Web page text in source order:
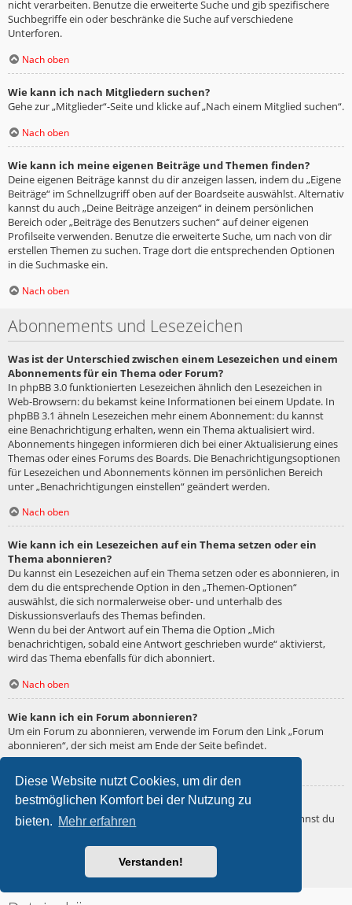
Diese Website nutzt Cookies, um dir den
bestmöglichen Komfort bei der Nutzung zu
bieten. Mehr erfahren
Verstanden!
nicht verarbeiten. Benutze die erweiterte Suche und gib spezifischere
Suchbegriffe ein oder beschränke die Suche auf verschiedene
Unterforen.
Nach oben
Wie kann ich nach Mitgliedern suchen?
Gehe zur „Mitglieder“-Seite und klicke auf „Nach einem Mitglied suchen“.
Nach oben
Wie kann ich meine eigenen Beiträge und Themen finden?
Deine eigenen Beiträge kannst du dir anzeigen lassen, indem du „Eigene
Beiträge“ im Schnellzugriff oben auf der Boardseite auswählst. Alternativ
kannst du auch „Deine Beiträge anzeigen“ in deinem persönlichen
Bereich oder „Beiträge des Benutzers suchen“ auf deiner eigenen
Profilseite verwenden. Benutze die erweiterte Suche, um nach von dir
erstellen Themen zu suchen. Trage dort die entsprechenden Optionen
in die Suchmaske ein.
Nach oben
Abonnements und Lesezeichen
Was ist der Unterschied zwischen einem Lesezeichen und einem
Abonnements für ein Thema oder Forum?
In phpBB 3.0 funktionierten Lesezeichen ähnlich den Lesezeichen in
Web-Browsern: du bekamst keine Informationen bei einem Update. In
phpBB 3.1 ähneln Lesezeichen mehr einem Abonnement: du kannst
eine Benachrichtigung erhalten, wenn ein Thema aktualisiert wird.
Abonnements hingegen informieren dich bei einer Aktualisierung eines
Themas oder eines Forums des Boards. Die Benachrichtigungsoptionen
für Lesezeichen und Abonnements können im persönlichen Bereich
unter „Benachrichtigungen einstellen“ geändert werden.
Nach oben
Wie kann ich ein Lesezeichen auf ein Thema setzen oder ein
Thema abonnieren?
Du kannst ein Lesezeichen auf ein Thema setzen oder es abonnieren, in
dem du die entsprechende Option in den „Themen-Optionen“
auswählst, die sich normalerweise ober- und unterhalb des
Diskussionsverlaufs des Themas befinden.
Wenn du bei der Antwort auf ein Thema die Option „Mich
benachrichtigen, sobald eine Antwort geschrieben wurde“ aktivierst,
wird das Thema ebenfalls für dich abonniert.
Nach oben
Wie kann ich ein Forum abonnieren?
Um ein Forum zu abonnieren, verwende im Forum den Link „Forum
abonnieren“, der sich meist am Ende der Seite befindet.
Wie deaktiviere ich meine Abonnements?
Wenn du mehrere Abonnements deaktivieren möchtest, so kannst du
verwalten“ machen.